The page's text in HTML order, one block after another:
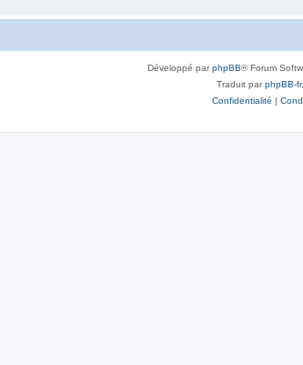
Développé parphpBB® Forum
Traduit parphpBB-
Confidentialité |